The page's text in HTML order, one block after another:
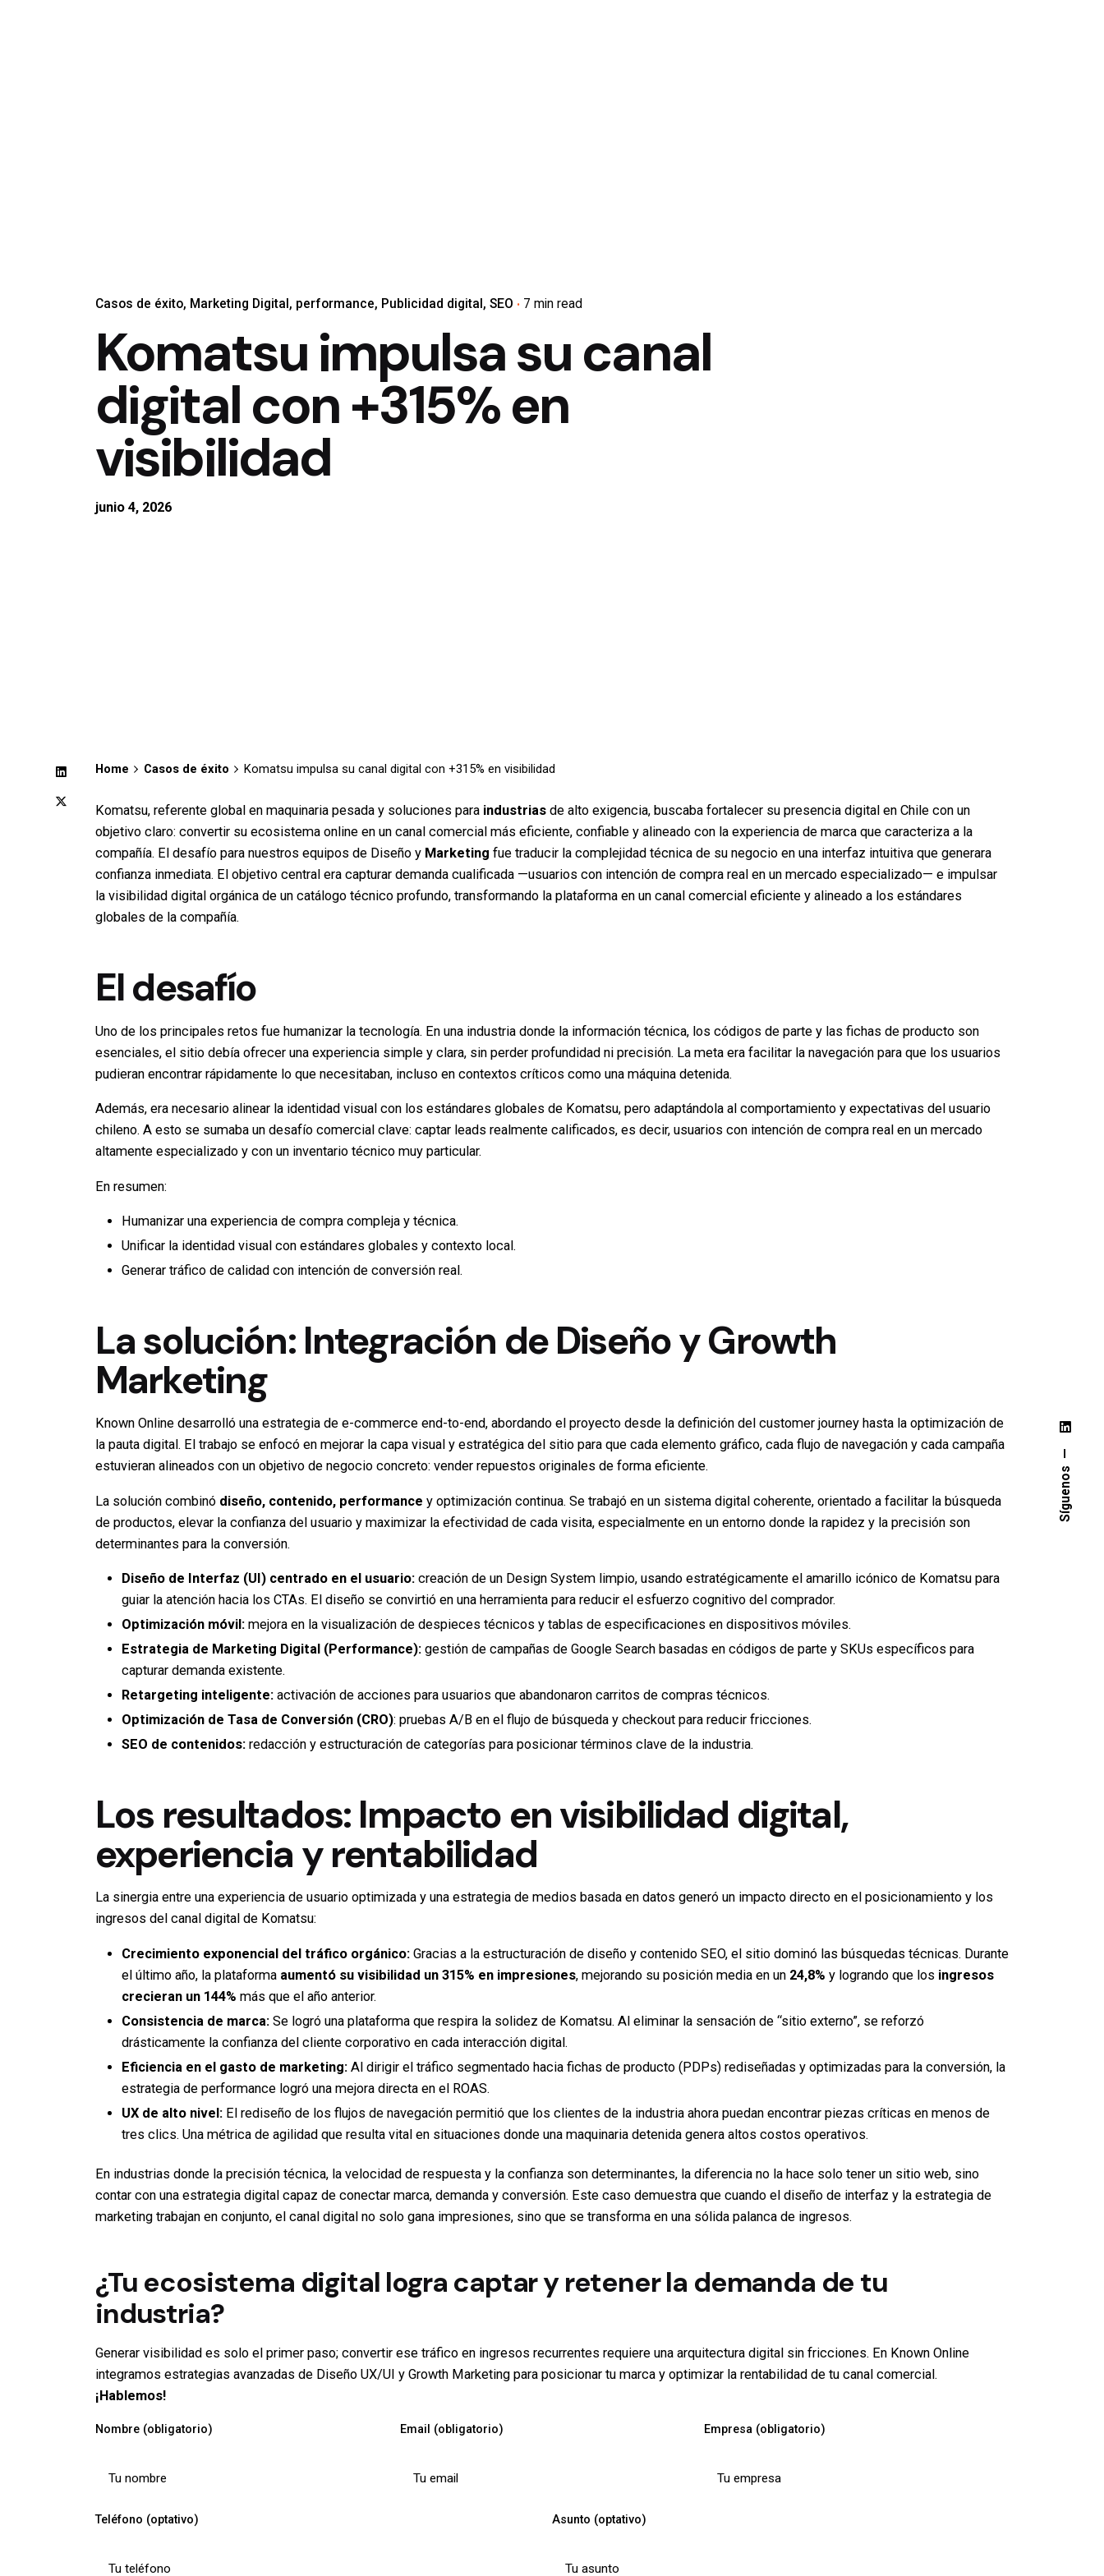
Síguenos
Casos de éxito Marketing Digital performance Publicidad digital SEO 7 min read
Komatsu impulsa su canal
digital con +315% en
visibilidad
junio 4, 2026
Home Casos de éxito Komatsu impulsa su canal digital con +315% en visibilidad
Komatsu, referente global en maquinaria pesada y soluciones para industrias de alto exigencia, buscaba fortalecer su presencia digital en Chile con un
objetivo claro: convertir su ecosistema online en un canal comercial más eficiente, confiable y alineado con la experiencia de marca que caracteriza a la
compañía. El desafío para nuestros equipos de Diseño y Marketing fue traducir la complejidad técnica de su negocio en una interfaz intuitiva que generara
confianza inmediata. El objetivo central era capturar demanda cualificada —usuarios con intención de compra real en un mercado especializado— e impulsar
la visibilidad digital orgánica de un catálogo técnico profundo, transformando la plataforma en un canal comercial eficiente y alineado a los estándares
globales de la compañía.
El desafío
Uno de los principales retos fue humanizar la tecnología. En una industria donde la información técnica, los códigos de parte y las fichas de producto son
esenciales, el sitio debía ofrecer una experiencia simple y clara, sin perder profundidad ni precisión. La meta era facilitar la navegación para que los usuarios
pudieran encontrar rápidamente lo que necesitaban, incluso en contextos críticos como una máquina detenida.
Además, era necesario alinear la identidad visual con los estándares globales de Komatsu, pero adaptándola al comportamiento y expectativas del usuario
chileno. A esto se sumaba un desafío comercial clave: captar leads realmente calificados, es decir, usuarios con intención de compra real en un mercado
altamente especializado y con un inventario técnico muy particular.
En resumen:
Humanizar una experiencia de compra compleja y técnica.
Unificar la identidad visual con estándares globales y contexto local.
Generar tráfico de calidad con intención de conversión real.
La solución: Integración de Diseño y Growth
Marketing
Known Online desarrolló una estrategia de e-commerce end-to-end, abordando el proyecto desde la definición del customer journey hasta la optimización de
la pauta digital. El trabajo se enfocó en mejorar la capa visual y estratégica del sitio para que cada elemento gráfico, cada flujo de navegación y cada campaña
estuvieran alineados con un objetivo de negocio concreto: vender repuestos originales de forma eficiente.
La solución combinó diseño, contenido, performance y optimización continua. Se trabajó en un sistema digital coherente, orientado a facilitar la búsqueda
de productos, elevar la confianza del usuario y maximizar la efectividad de cada visita, especialmente en un entorno donde la rapidez y la precisión son
determinantes para la conversión.
Diseño de Interfaz (UI) centrado en el usuario: creación de un Design System limpio, usando estratégicamente el amarillo icónico de Komatsu para
guiar la atención hacia los CTAs. El diseño se convirtió en una herramienta para reducir el esfuerzo cognitivo del comprador.
Optimización móvil: mejora en la visualización de despieces técnicos y tablas de especificaciones en dispositivos móviles.
Estrategia de Marketing Digital (Performance): gestión de campañas de Google Search basadas en códigos de parte y SKUs específicos para
capturar demanda existente.
Retargeting inteligente: activación de acciones para usuarios que abandonaron carritos de compras técnicos.
Optimización de Tasa de Conversión (CRO): pruebas A/B en el flujo de búsqueda y checkout para reducir fricciones.
SEO de contenidos: redacción y estructuración de categorías para posicionar términos clave de la industria.
Los resultados: Impacto en visibilidad digital,
experiencia y rentabilidad
La sinergia entre una experiencia de usuario optimizada y una estrategia de medios basada en datos generó un impacto directo en el posicionamiento y los
ingresos del canal digital de Komatsu:
Crecimiento exponencial del tráfico orgánico: Gracias a la estructuración de diseño y contenido SEO, el sitio dominó las búsquedas técnicas. Durante
el último año, la plataforma aumentó su visibilidad un 315% en impresiones, mejorando su posición media en un 24,8% y logrando que los ingresos
crecieran un 144% más que el año anterior.
Consistencia de marca: Se logró una plataforma que respira la solidez de Komatsu. Al eliminar la sensación de “sitio externo”, se reforzó
drásticamente la confianza del cliente corporativo en cada interacción digital.
Eficiencia en el gasto de marketing: Al dirigir el tráfico segmentado hacia fichas de producto (PDPs) rediseñadas y optimizadas para la conversión, la
estrategia de performance logró una mejora directa en el ROAS.
UX de alto nivel: El rediseño de los flujos de navegación permitió que los clientes de la industria ahora puedan encontrar piezas críticas en menos de
tres clics. Una métrica de agilidad que resulta vital en situaciones donde una maquinaria detenida genera altos costos operativos.
En industrias donde la precisión técnica, la velocidad de respuesta y la confianza son determinantes, la diferencia no la hace solo tener un sitio web, sino
contar con una estrategia digital capaz de conectar marca, demanda y conversión. Este caso demuestra que cuando el diseño de interfaz y la estrategia de
marketing trabajan en conjunto, el canal digital no solo gana impresiones, sino que se transforma en una sólida palanca de ingresos.
¿Tu ecosistema digital logra captar y retener la demanda de tu
industria?
Generar visibilidad es solo el primer paso; convertir ese tráfico en ingresos recurrentes requiere una arquitectura digital sin fricciones. En Known Online
integramos estrategias avanzadas de Diseño UX/UI y Growth Marketing para posicionar tu marca y optimizar la rentabilidad de tu canal comercial.
¡Hablemos!
Nombre (obligatorio) Email (obligatorio) Empresa (obligatorio)
Teléfono (optativo) Asunto (optativo)